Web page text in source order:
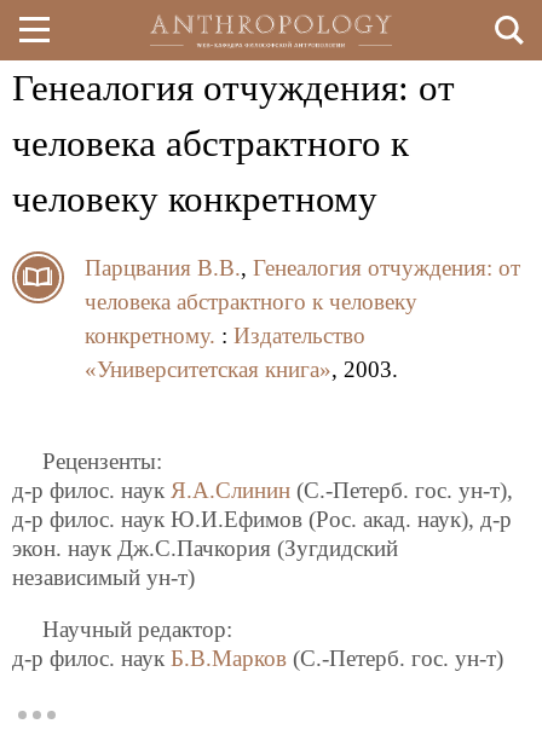
Перейти
содержанию
Генеалогия отчуждения: от
человека абстрактного к
человеку конкретному
Парцвания В.В., Генеалогия отчуждения: от
человека абстрактного к человеку
конкретному. : Издательство
«Университетская книга», 2003.
Рецензенты:
д-р филос. наук Я.А.Слинин (С.-Петерб. гос. ун-т),
д-р филос. наук Ю.И.Ефимов (Рос. акад. наук), д-р
экон. наук Дж.С.Пачкория (Зугдидский
независимый ун-т)
Научный редактор:
д-р филос. наук Б.В.Марков (С.-Петерб. гос. ун-т)
©